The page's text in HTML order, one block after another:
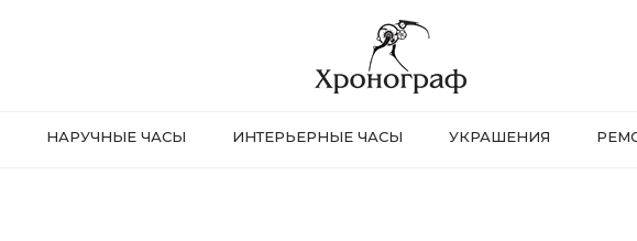
НАРУЧНЫЕ ЧАСЫ ИНТЕРЬЕРНЫЕ ЧАСЫ УКРАШЕНИЯ